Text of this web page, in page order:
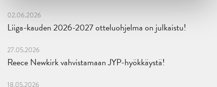
02.06.2026
Liiga-kauden 2026-2027 otteluohjelma on julkaistu!
27.05.2026
Reece Newkirk vahvistamaan JYP-hyökkäystä!
18.05.2026